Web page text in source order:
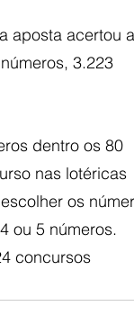
aposta acertou
3.223
dentro os 80
nas lotéricas
os
ou 5 números.
concursos